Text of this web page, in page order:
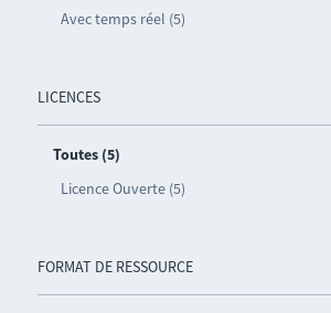
Avec temps réel (5)
LICENCES
Toutes (5)
Licence Ouverte (5)
FORMAT DE RESSOURCE